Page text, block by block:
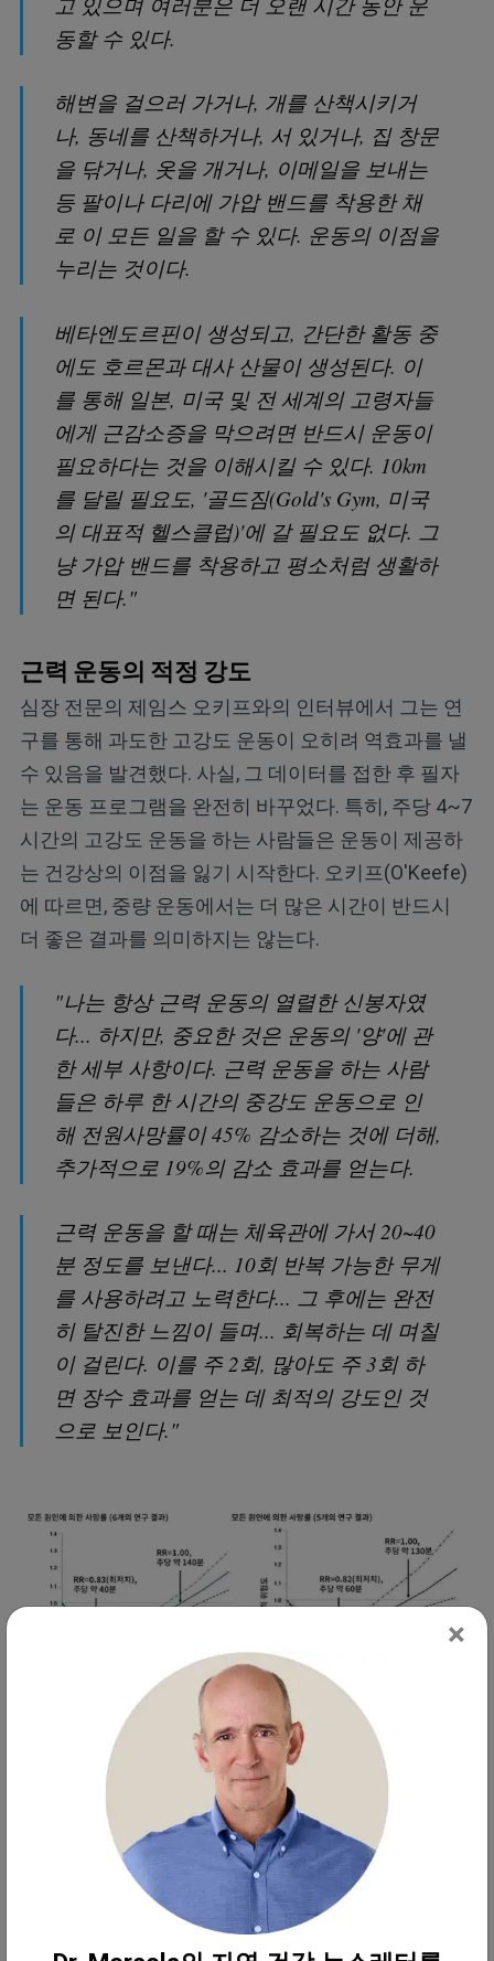
동할 수 있다.
해변을 걸으러 가거나, 개를 산책시키거
나, 동네를 산책하거나, 서 있거나, 집 창문
을 닦거나, 옷을 개거나, 이메일을 보내는
등 팔이나 다리에 가압 밴드를 착용한 채
로 이 모든 일을 할 수 있다. 운동의 이점을
누리는 것이다.
베타엔도르핀이 생성되고, 간단한 활동 중
에도 호르몬과 대사 산물이 생성된다. 이
를 통해 일본, 미국 및 전 세계의 고령자들
에게 근감소증을 막으려면 반드시 운동이
필요하다는 것을 이해시킬 수 있다. 10km
를 달릴 필요도, '골드짐(Gold's Gym, 미국
의 대표적 헬스클럽)'에 갈 필요도 없다. 그
냥 가압 밴드를 착용하고 평소처럼 생활하
면 된다."
근력 운동의 적정 강도
심장 전문의 제임스 오키프와의 인터뷰에서 그는 연
구를 통해 과도한 고강도 운동이 오히려 역효과를 낼
수 있음을 발견했다. 사실, 그 데이터를 접한 후 필자
는 운동 프로그램을 완전히 바꾸었다. 특히, 주당 4~7
시간의 고강도 운동을 하는 사람들은 운동이 제공하
는 건강상의 이점을 잃기 시작한다. 오키프(O'Keefe)
에 따르면, 중량 운동에서는 더 많은 시간이 반드시
더 좋은 결과를 의미하지는 않는다.
"나는 항상 근력 운동의 열렬한 신봉자였
다... 하지만, 중요한 것은 운동의 '양'에 관
한 세부 사항이다. 근력 운동을 하는 사람
들은 하루 한 시간의 중강도 운동으로 인
해 전원사망률이 45% 감소하는 것에 더해,
추가적으로 19%의 감소 효과를 얻는다.
근력 운동을 할 때는 체육관에 가서 20~40
분 정도를 보낸다... 10회 반복 가능한 무게
를 사용하려고 노력한다... 그 후에는 완전
히 탈진한 느낌이 들며... 회복하는 데 며칠
이 걸린다. 이를 주 2회, 많아도 주 3회 하
면 장수 효과를 얻는 데 최적의 강도인 것
으로 보인다."
위의 그래프는 오키프의 메타분석 결과로, 근력 운동
과 모든 원인에 의한 사망률 간의 J자형 용량-반응 관
계를 보여준다. 보시다시피, 주당 약 40~60분에서 운
동 효과가 최대치에 도달한다. 그 이상을 하면 더 이
상의 이점은 없다.
×